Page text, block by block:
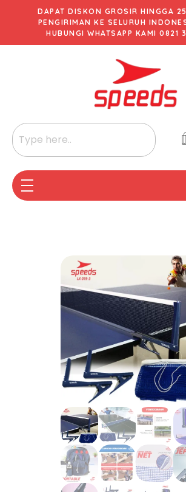
DAPAT DISKON GROSIR HINGGA
PENGIRIMAN KE SELURUH
HUBUNGI WHATSAPP KAMI 0821